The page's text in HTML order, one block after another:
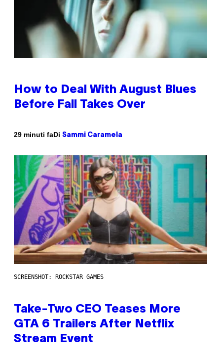
How to Deal With August Blues
Before Fall Takes Over
29 minuti faDi Sammi Caramela
SCREENSHOT: ROCKSTAR GAMES
Take-Two CEO Teases More
GTA 6 Trailers After Netflix
Stream Event